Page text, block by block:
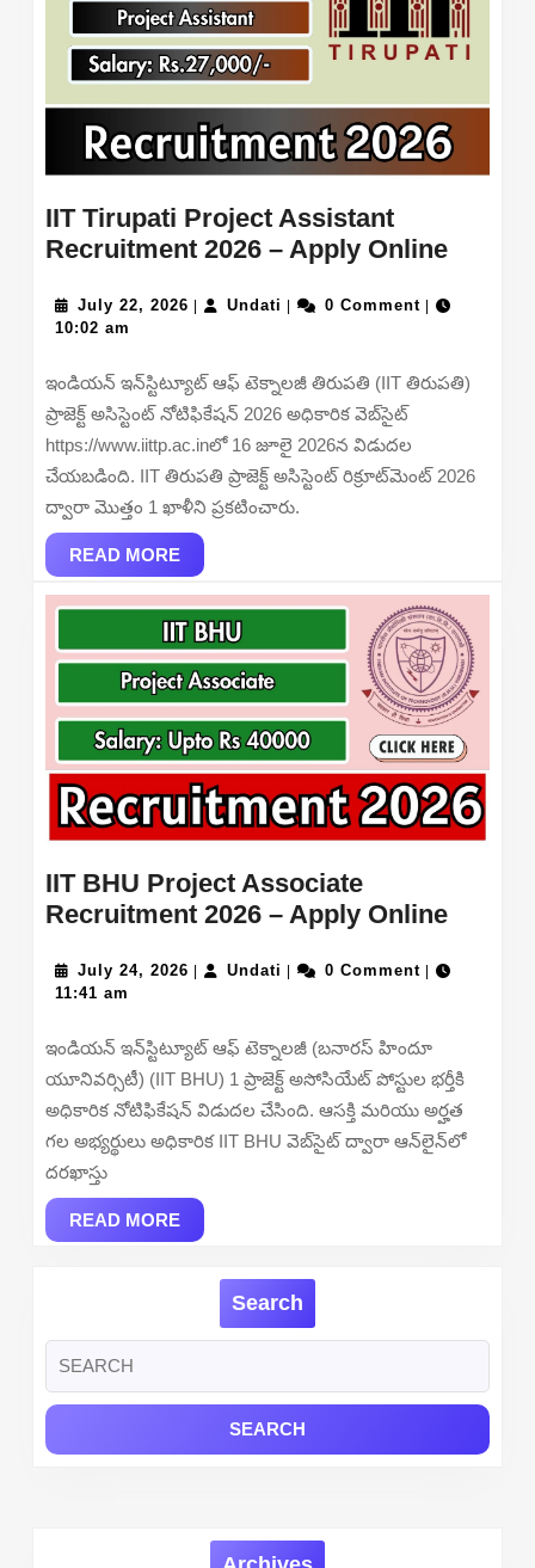
IIT Tirupati Project Assistant
Recruitment 2026 – Apply OnlineIIT
Project
2026
Apply
July 22, 2026 July
| Undati Undati
| 0 Comment |
10:02 am
ఇండియన్ ఇన్‌స్టిట్యూట్ ఆఫ్ టెక్నాలజీ తిరుపతి (IIT తిరుపతి)
ప్రాజెక్ట్ అసిస్టెంట్ నోటిఫికేషన్ 2026 అధికారిక వెబ్‌సైట్
https://www.iittp.ac.inలో 16 జూలై 2026న విడుదల
చేయబడింది. IIT తిరుపతి ప్రాజెక్ట్ అసిస్టెంట్ రిక్రూట్‌మెంట్ 2026
ద్వారా మొత్తం 1 ఖాళీని ప్రకటించారు.
READ MOREREAD
MORE
IIT BHU Project Associate
Recruitment 2026 – Apply OnlineIIT
Project
2026
–
Apply
July 24, 2026 July
| Undati Undati
| 0 Comment |
11:41 am
ఇండియన్ ఇన్‌స్టిట్యూట్ ఆఫ్ టెక్నాలజీ (బనారస్ హిందూ
యూనివర్సిటీ) (IIT BHU) 1 ప్రాజెక్ట్ అసోసియేట్ పోస్టుల భర్తీకి
అధికారిక నోటిఫికేషన్ విడుదల చేసింది. ఆసక్తి మరియు అర్హత
గల అభ్యర్థులు అధికారిక IIT BHU వెబ్‌సైట్ ద్వారా ఆన్‌లైన్‌లో
దరఖాస్తు
READ MOREREAD
MORE
Search
for: